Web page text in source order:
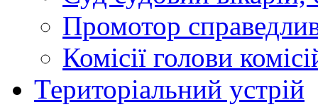
Промотор
Комісії голови
Територіальний устрій